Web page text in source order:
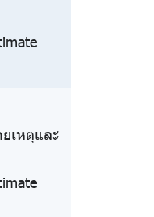
เหตุและ